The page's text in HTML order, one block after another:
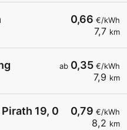
0,66 €/kWh
7,7 km
ab 0,35 €/kWh
7,9 km
0,79 €/kWh
8,2 km
19, 01